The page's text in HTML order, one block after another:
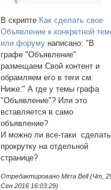
В скрипте Как сделать свое
Объявление к конкретной
или форуму написано: "В
графе "Объявление"
размещаем Свой контент и
обрамляем его в теги cм.
Ниже:" А где у темы графа
"Объявление"? Или это
вставляется в само
объявление?
И можно ли все-таки сделать
прокрутку на отдельной
странице?
Отредактировано Mirra Bell (Чт,
Сен 2016 16:03:29)